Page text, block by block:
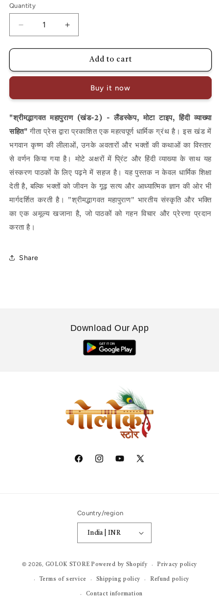
Quantity
Decrease
Bhagwat
(Khand-
2)-
LANDSCAPE,
MOTA
TYPE,
Hindi
Vyakhya
Sahit-
1952
Increase
Bhagwat
Mahapuran
(Khand-
LANDSCAPE,
MOTA
TYPE,
Hindi
Vyakhya
Sahit-
1952
Add to cart
Buy it now
"श्रीमद्भागवत महापुराण(खंड-2) -लैंडस्केप,मोटा टाइप,हिंदी व्याख्या
सहित" गीता प्रेस द्वारा प्रकाशित एक महत्वपूर्ण धार्मिक ग्रंथ है। इस खंड में
भगवान कृष्ण की लीलाओं,उनके अवतारों और भक्तों की कथाओं का विस्तार
से वर्णन किया गया है। मोटे अक्षरों में प्रिंट और हिंदी व्याख्या के साथ यह
संस्करण पाठकों के लिए पढ़ने में सहज है। यह पुस्तक न केवल धार्मिक शिक्षा
देती है,बल्कि भक्तों को जीवन के गूढ़ सत्य और आध्यात्मिक ज्ञान की ओर भी
मार्गदर्शित करती है। "श्रीमद्भागवत महापुराण" भारतीय संस्कृति और भक्ति
का एक अमूल्य खजाना है,जो पाठकों को गहन विचार और प्रेरणा प्रदान
करता है।
Share
Download Our App
FacebookInstagramYouTube
X
Country/region
methods
© 2026, GOLOK STORE Powered by Shopify Privacy policy
Terms of service Shipping policy Refund policy
Contact information